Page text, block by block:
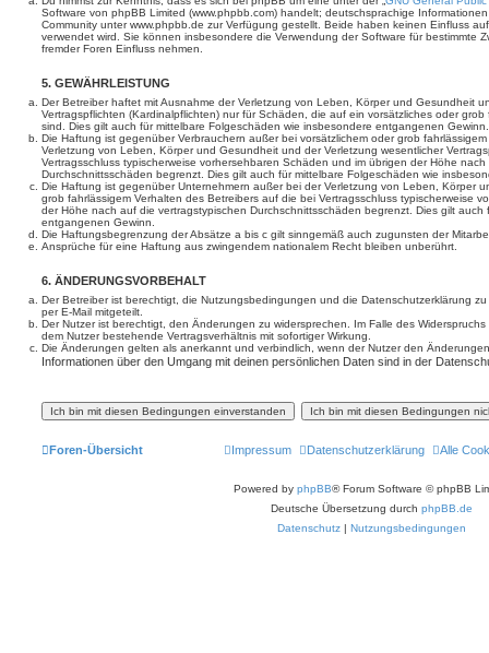
Software von phpBB Limited (www.phpbb.com) handelt; deutschsprachige
Community unter www.phpbb.de zur Verfügung gestellt. Beide haben keinen Einfluss
verwendet wird. Sie können insbesondere die Verwendung der Software für bestimmte
fremder Foren Einfluss nehmen.
5. GEWÄHRLEISTUNG
Der Betreiber haftet mit Ausnahme der Verletzung von Leben, Körper und Gesundheit
Vertragspflichten (Kardinalpflichten) nur für Schäden, die auf ein vorsätzliches oder
sind. Dies gilt auch für mittelbare Folgeschäden wie insbesondere entgangenen Gewinn.
Die Haftung ist gegenüber Verbrauchern außer bei vorsätzlichem oder grob
Verletzung von Leben, Körper und Gesundheit und der Verletzung wesentlicher
Vertragsschluss typischerweise vorhersehbaren Schäden und im übrigen der Höhe
Durchschnittsschäden begrenzt. Dies gilt auch für mittelbare Folgeschäden wie
Die Haftung ist gegenüber Unternehmern außer bei der Verletzung von Leben, Körper
grob fahrlässigem Verhalten des Betreibers auf die bei Vertragsschluss typischerweise
der Höhe nach auf die vertragstypischen Durchschnittsschäden begrenzt. Dies gilt
entgangenen Gewinn.
Die Haftungsbegrenzung der Absätze a bis c gilt sinngemäß auch zugunsten der
Ansprüche für eine Haftung aus zwingendem nationalem Recht bleiben unberührt.
6. ÄNDERUNGSVORBEHALT
Der Betreiber ist berechtigt, die Nutzungsbedingungen und die Datenschutzerklärung
per E-Mail mitgeteilt.
Der Nutzer ist berechtigt, den Änderungen zu widersprechen. Im Falle des
dem Nutzer bestehende Vertragsverhältnis mit sofortiger Wirkung.
Die Änderungen gelten als anerkannt und verbindlich, wenn der Nutzer den
Informationen über den Umgang mit deinen persönlichen Daten sind in der
Foren-Übersicht Alle
Datenschutzerklärung
Impressum
Powered by phpBB® Forum Software © phpBB
Deutsche Übersetzung durch phpBB.de
Datenschutz | Nutzungsbedingungen